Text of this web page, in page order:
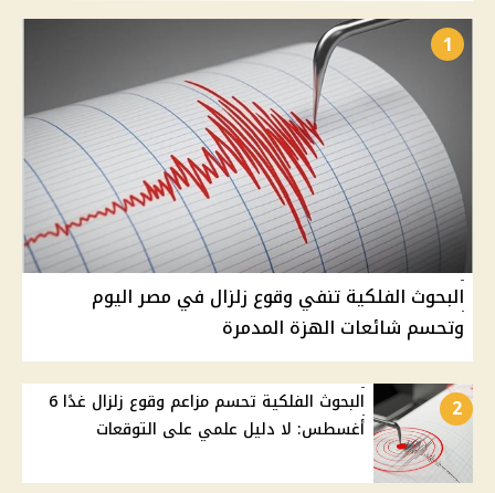
1
البحوث الفلكية تنفي وقوع زلزال في مصر اليوم
وتحسم شائعات الهزة المدمرة
2
البحوث الفلكية تحسم مزاعم وقوع زلزال غدًا 6
أغسطس: لا دليل علمي على التوقعات